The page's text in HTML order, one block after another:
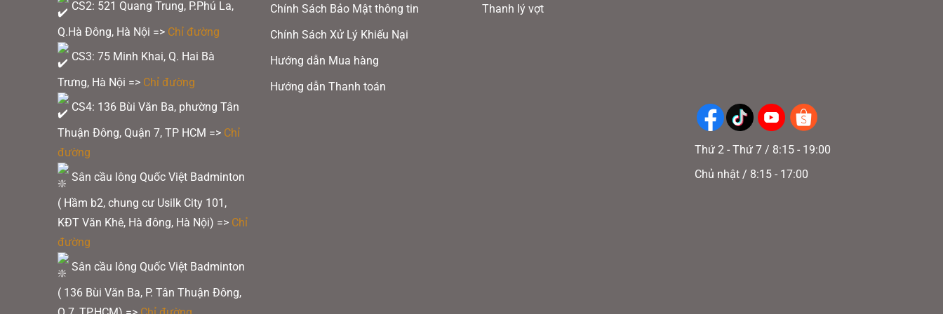
2. Thông số kỹ thuật vợt Pickleball Joola Ben Johns Hyperion
3 16mm
Độ dày lõi: 16mm
Trọng lượng trung bình: 8.0 oz
Chiều rộng vợt Pickleball: 7.5 in
Loại tay cầm: tay cầm xám Feel-Tec Pure
CS2: 521 Quang Trung, P.Phú La,
Q.Hà Đông, Hà Nội => Chỉ đường
CS3: 75 Minh Khai, Q. Hai Bà
Trưng, Hà Nội => Chỉ đường
CS4: 136 Bùi Văn Ba, phường Tân
Thuận Đông, Quận 7, TP HCM => Chỉ
đường
Sân cầu lông Quốc Việt Badminton
( Hầm b2, chung cư Usilk City 101,
KĐT Văn Khê, Hà đông, Hà Nội) => Chỉ
đường
Sân cầu lông Quốc Việt Badminton
( 136 Bùi Văn Ba, P. Tân Thuận Đông,
Chính Sách Bảo Mật thông tin
Chính Sách Xử Lý Khiếu Nại
Hướng dẫn Mua hàng
Hướng dẫn Thanh toán
Thanh lý vợt
Thứ 2 - Thứ 7 / 8:15 - 19:00
Chủ nhật / 8:15 - 17:00